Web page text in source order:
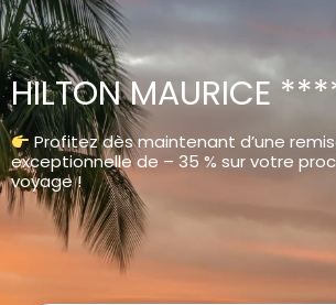
HILTON MAURICE
Profitez dès maintenant d’une
exceptionnelle de – 35 % sur votre
voyage !